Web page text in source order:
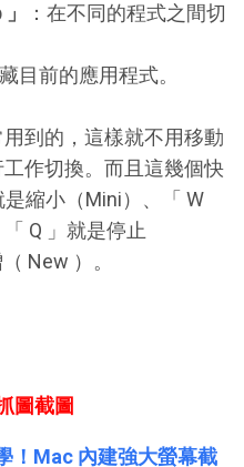
：在不同的程式之間切
目前的應用程式。
到的，這樣就不用移動
作切換。而且這幾個快
縮小（Mini）、「 W
Q 」就是停止
New ）。
圖截圖
！Mac 內建強大螢幕截